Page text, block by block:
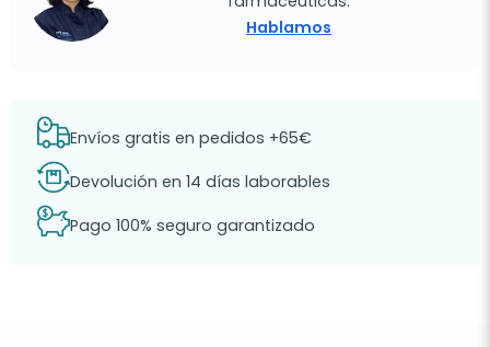
Hablamos
Envíos gratis en pedidos +65€
Devolución en 14 días laborables
Pago 100% seguro garantizado